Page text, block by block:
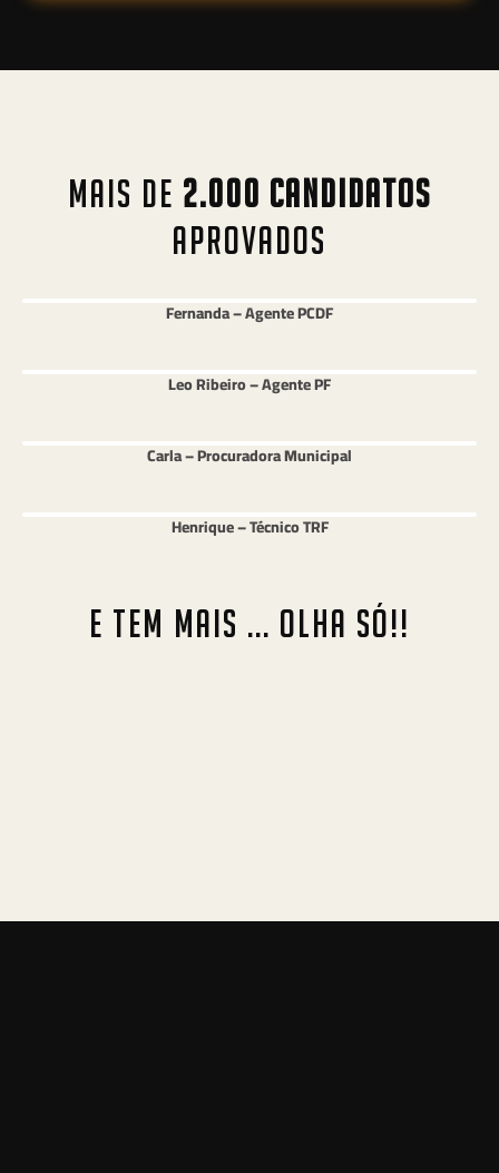
MAIS DE 2.000 CANDIDATOS
APROVADOS
Fernanda – Agente PCDF
Leo Ribeiro – Agente PF
Carla – Procuradora Municipal
Henrique – Técnico TRF
E TEM MAIS ... OLHA SÓ!!